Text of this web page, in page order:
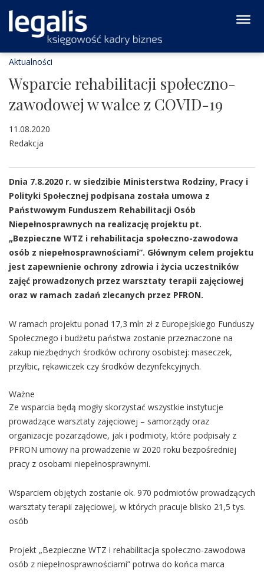
Aktualności
Wsparcie rehabilitacji społeczno-
zawodowej w walce z COVID-19
11.08.2020
Redakcja
Dnia 7.8.2020 r. w siedzibie Ministerstwa Rodziny, Pracy i
Polityki Społecznej podpisana została umowa z
Państwowym Funduszem Rehabilitacji Osób
Niepełnosprawnych na realizację projektu pt.
„Bezpieczne WTZ i rehabilitacja społeczno-zawodowa
osób z niepełnosprawnościami”. Głównym celem projektu
jest zapewnienie ochrony zdrowia i życia uczestników
zajęć prowadzonych przez warsztaty terapii zajęciowej
oraz w ramach zadań zlecanych przez PFRON.
W ramach projektu ponad 17,3 mln zł z Europejskiego Funduszy
Społecznego i budżetu państwa zostanie przeznaczone na
zakup niezbędnych środków ochrony osobistej: maseczek,
przyłbic, rękawiczek czy środków dezynfekcyjnych.
Ważne
Ze wsparcia będą mogły skorzystać wszystkie instytucje
prowadzące warsztaty zajęciowej – samorządy oraz
organizacje pozarządowe, jak i podmioty, które podpisały z
PFRON umowy na prowadzenie w 2020 roku bezpośredniej
pracy z osobami niepełnosprawnymi.
Wsparciem objętych zostanie ok. 970 podmiotów prowadzących
warsztaty terapii zajęciowej, w których pracuje blisko 21,5 tys.
osób
Projekt „Bezpieczne WTZ i rehabilitacja społeczno-zawodowa
osób z niepełnosprawnościami” potrwa do końca marca